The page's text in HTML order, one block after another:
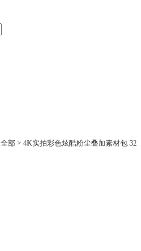
全部 > 4K实拍彩色炫酷粉尘叠加素材包 32